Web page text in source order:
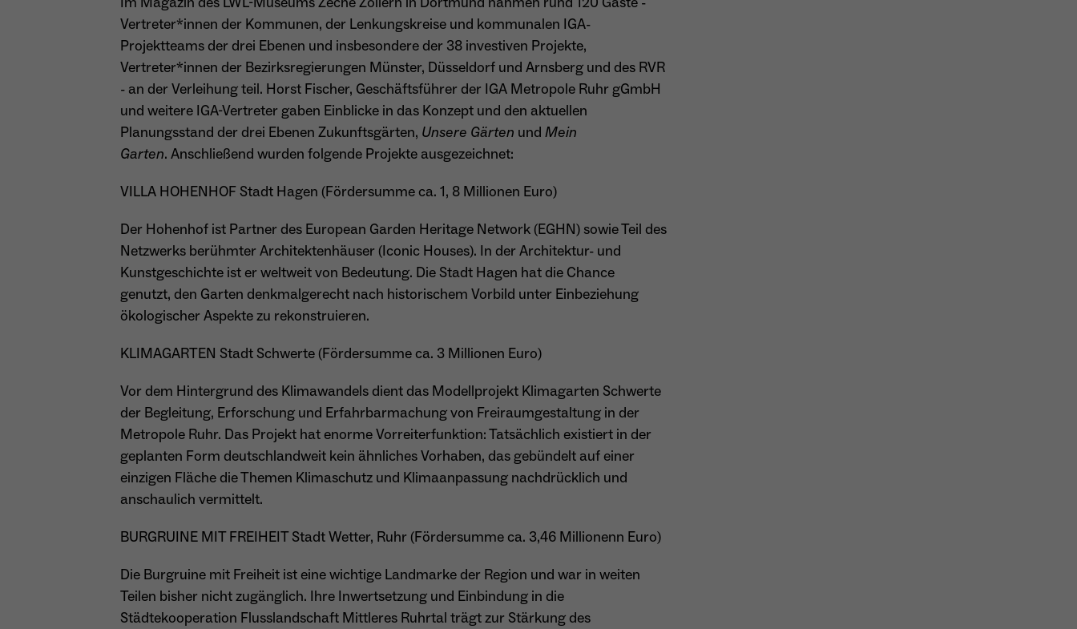
Anbieter Sgalinski
Laufzeit 1 Monat
Zweck
für Cookies auf der aktuellen Domäne.
Name _pk_ref.*
Anbieter Matomo
Zweck Speichert die Herkunft des Besuchers.
Name MATOMO_SESSID
Anbieter Matomo
Laufzeit Sitzung
Zweck
Temporäre Session-ID, ohne personenbezogene
Name _ga
Google Analytics
Laufzeit 1 Jahr
Name _ga_TNS3S6RE8W
Anbieter Google LLC
Vertreter*innen der Kommunen, der Lenkungskreise und kommunalen IGA-
Projektteams der drei Ebenen und insbesondere der 38 investiven Projekte,
Vertreter*innen der Bezirksregierungen Münster, Düsseldorf und Arnsberg und des RVR
- an der Verleihung teil. Horst Fischer, Geschäftsführer der IGA Metropole Ruhr gGmbH
und weitere IGA-Vertreter gaben Einblicke in das Konzept und den aktuellen
Planungsstand der drei Ebenen Zukunftsgärten, Unsere Gärten undMein
Garten. Anschließend wurden folgende Projekte ausgezeichnet:
VILLA HOHENHOF Stadt Hagen (Fördersumme ca. 1, 8 Millionen Euro)
Der Hohenhof ist Partner des European Garden Heritage Network (EGHN) sowie Teil des
Netzwerks berühmter Architektenhäuser (Iconic Houses). In der Architektur- und
Kunstgeschichte ist er weltweit von Bedeutung. Die Stadt Hagen hat die Chance
genutzt, den Garten denkmalgerecht nach historischem Vorbild unter Einbeziehung
ökologischer Aspekte zu rekonstruieren.
KLIMAGARTEN Stadt Schwerte (Fördersumme ca. 3 Millionen Euro)
Vor dem Hintergrund des Klimawandels dient das Modellprojekt Klimagarten Schwerte
der Begleitung, Erforschung und Erfahrbarmachung von Freiraumgestaltung in der
Metropole Ruhr. Das Projekt hat enorme Vorreiterfunktion: Tatsächlich existiert in der
geplanten Form deutschlandweit kein ähnliches Vorhaben, das gebündelt auf einer
einzigen Fläche die Themen Klimaschutz und Klimaanpassung nachdrücklich und
anschaulich vermittelt.
BURGRUINE MIT FREIHEIT Stadt Wetter, Ruhr (Fördersumme ca. 3,46 Millionenn Euro)
Die Burgruine mit Freiheit ist eine wichtige Landmarke der Region und war in weiten
Teilen bisher nicht zugänglich. Ihre Inwertsetzung und Einbindung in die
Städtekooperation Flusslandschaft Mittleres Ruhrtal trägt zur Stärkung des